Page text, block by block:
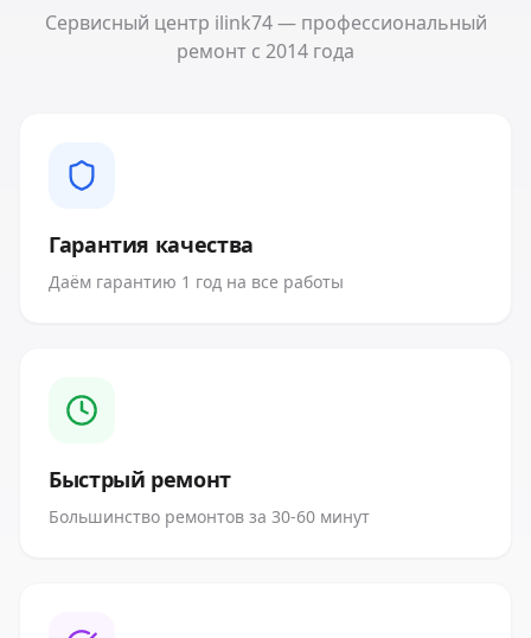
Сервисный центр ilink74 — профессиональный
ремонт с 2014 года
Гарантия качества
Даём гарантию 1 год на все работы
Быстрый ремонт
Большинство ремонтов за 30-60 минут